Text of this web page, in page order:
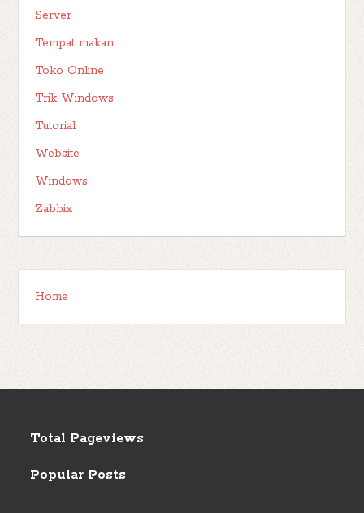
Server
Tempat makan
Toko Online
Trik Windows
Tutorial
Website
Windows
Zabbix
Home
Total Pageviews
Popular Posts